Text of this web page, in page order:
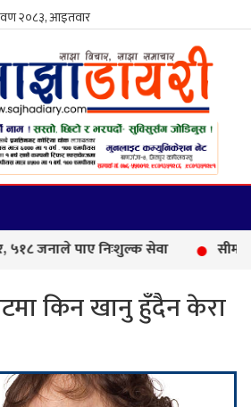
किन खानु हुँदैन केरा